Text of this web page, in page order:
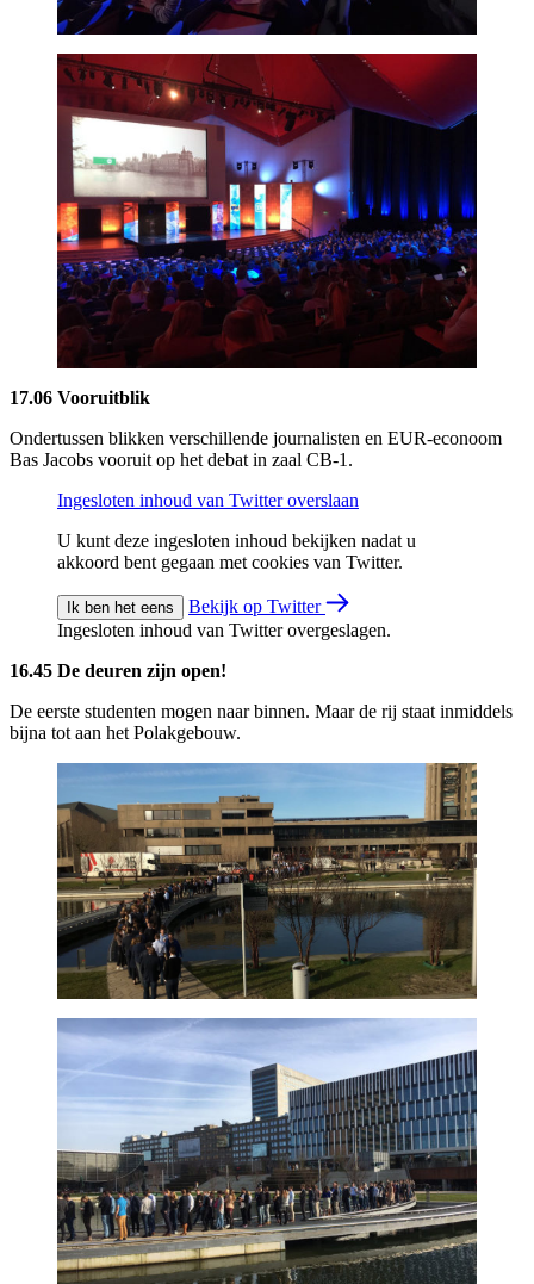
17.06 Vooruitblik
Ondertussen blikken verschillende journalisten en EUR-econoom
Bas Jacobs vooruit op het debat in zaal CB-1.
Ingesloten inhoud van Twitter overslaan
U kunt deze ingesloten inhoud bekijken nadat u
akkoord bent gegaan met cookies van Twitter.
Ik ben het eens
Bekijk op Twitter
Ingesloten inhoud van Twitter overgeslagen.
16.45 De deuren zijn open!
De eerste studenten mogen naar binnen. Maar de rij staat inmiddels
bijna tot aan het Polakgebouw.